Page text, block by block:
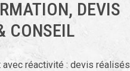
DEVIS
CONSEIL
réactivité : devis réalisés